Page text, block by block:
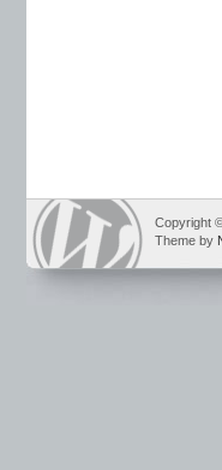
Copyright
Theme by